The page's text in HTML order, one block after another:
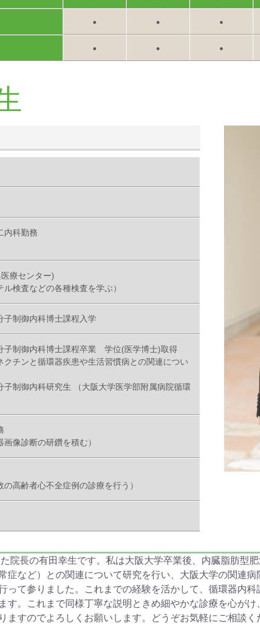
● ● ●
● ● ●
内科勤務
療センター)
ル検査などの各種検査を学ぶ）
子制御内科博士課程入学
子制御内科博士課程卒業 学位(医学博士)取得
クチンと循環器疾患や生活習慣病との関連につい
子制御内科研究生 （大阪大学医学部附属病院循環
画像診断の研鑽を積む）
の高齢者心不全症例の診療を行う）
院長の有田幸生です。私は大阪大学卒業後、内臓脂肪型
症など）との関連について研究を行い、大阪大学の関連
って参りました。これまでの経験を活かして、循環器内
す。これまで同様丁寧な説明ときめ細やかな診療を心が
すのでよろしくお願いします。どうぞお気軽にご相談く